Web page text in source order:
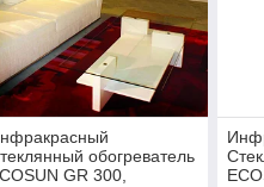
обогреватель
GR 300,